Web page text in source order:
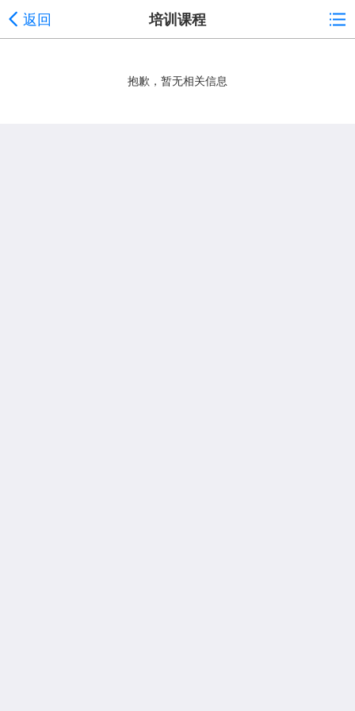
返回 培训课程
抱歉，暂无相关信息